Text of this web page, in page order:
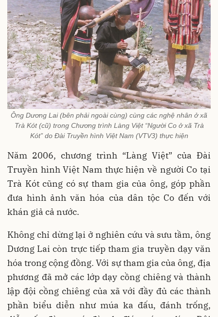
Ông Dương Lai (bên phải ngoài cùng) cùng các nghệ nhân ở xã
Trà Kót (cũ) trong Chương trình Làng Việt “Người Co ở xã Trà
Kót” do Đài Truyền hình Việt Nam (VTV3) thực hiện
Năm 2006, chương trình “Làng Việt” của Đài
Truyền hình Việt Nam thực hiện về người Co tại
Trà Kót cũng có sự tham gia của ông, góp phần
đưa hình ảnh văn hóa của dân tộc Co đến với
khán giả cả nước.
Không chỉ dừng lại ở nghiên cứu và sưu tầm, ông
Dương Lai còn trực tiếp tham gia truyền dạy văn
hóa trong cộng đồng. Với sự tham gia của ông, địa
phương đã mở các lớp dạy cồng chiêng và thành
lập đội cồng chiêng của xã với đầy đủ các thành
phần biểu diễn như múa ka đấu, đánh trống,